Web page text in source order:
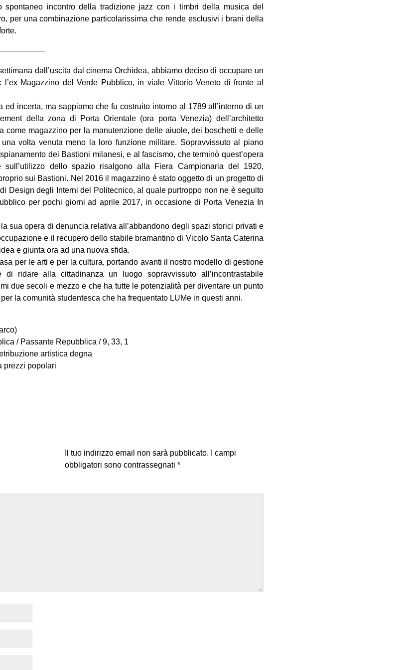
spontaneo incontro della tradizione jazz con i timbri della musica del
per una combinazione particolarissima che rende esclusivi i brani della
dall’uscita dal cinema Orchidea, abbiamo deciso di occupare un
Magazzino del Verde Pubblico, in viale Vittorio Veneto di fronte al
ed incerta, ma sappiamo che fu costruito intorno al 1789 all’interno di un
della zona di Porta Orientale (ora porta Venezia) dell’architetto
come magazzino per la manutenzione delle aiuole, dei boschetti e delle
volta venuta meno la loro funzione militare. Sopravvissuto al piano
dei Bastioni milanesi, e al fascismo, che terminò quest’opera
dello spazio risalgono alla Fiera Campionaria del 1920,
sui Bastioni. Nel 2016 il magazzino è stato oggetto di un progetto di
Design degli Interni del Politecnico, al quale purtroppo non ne è seguito
per pochi giorni ad aprile 2017, in occasione di Porta Venezia In
sua opera di denuncia relativa all’abbandono degli spazi storici privati e
e il recupero dello stabile bramantino di Vicolo Santa Caterina
e giunta ora ad una nuova sfida.
per le arti e per la cultura, portando avanti il nostro modello di gestione
ridare alla cittadinanza un luogo sopravvissuto all’incontrastabile
due secoli e mezzo e che ha tutte le potenzialità per diventare un punto
la comunità studentesca che ha frequentato LUMe in questi anni.
/ Passante Repubblica / 9, 33, 1
artistica degna
prezzi popolari
Il tuo indirizzo email non sarà pubblicato.
I campi
obbligatori sono contrassegnati *